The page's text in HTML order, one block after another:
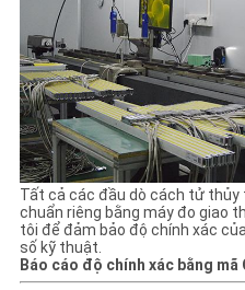
Tất cả các đầu dò cách tử
chuẩn riêng bằng máy đo giao
tôi để đảm bảo độ chính xác
số kỹ thuật.
Báo cáo độ chính xác bằng mã